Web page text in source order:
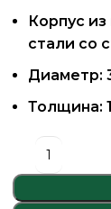
Корпус
стали со
Диаметр:
Толщина: